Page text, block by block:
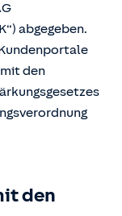
abgegeben.
den
den